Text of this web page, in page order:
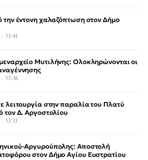
την έντονη χαλαζόπτωση στον Δήμο
13:41
Μυτιλήνης: Ολοκληρώνονται οι
13:36
λειτουργία στην παραλία του Πλατύ
τον Δ. Αργοστολίου
13:31
Αργυρούπολης: Αποστολή
στον Δήμο Αγίου Ευστρατίου